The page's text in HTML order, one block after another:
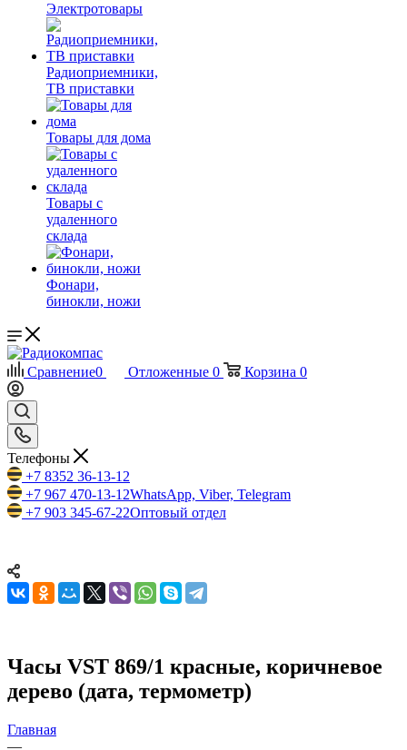
Электротовары
Радиоприемники,
ТВ приставки
Товары для дома
Товары с
удаленного
склада
Фонари,
бинокли, ножи
Сравнение0 Отложенные 0 Корзина 0
Телефоны
+7 8352 36-13-12
+7 967 470-13-12WhatsApp, Viber, Telegram
+7 903 345-67-22Оптовый отдел
Часы VST 869/1 красные, коричневое
дерево (дата, термометр)
Главная
—